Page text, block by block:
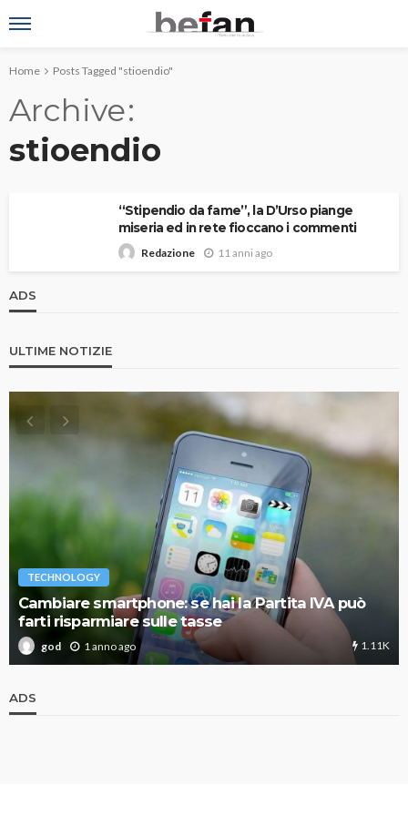
Home Posts Tagged "stioendio"
Archive
stioendio
“Stipendio da fame”, la D’Urso piange
miseria ed in rete fioccano i commenti
Redazione 11 anni ago
ADS
ULTIME NOTIZIE
TECHNOLOGY
Cambiare smartphone: se hai la Partita IVA può
farti risparmiare sulle tasse
god 1 anno ago 1.11K
ADS